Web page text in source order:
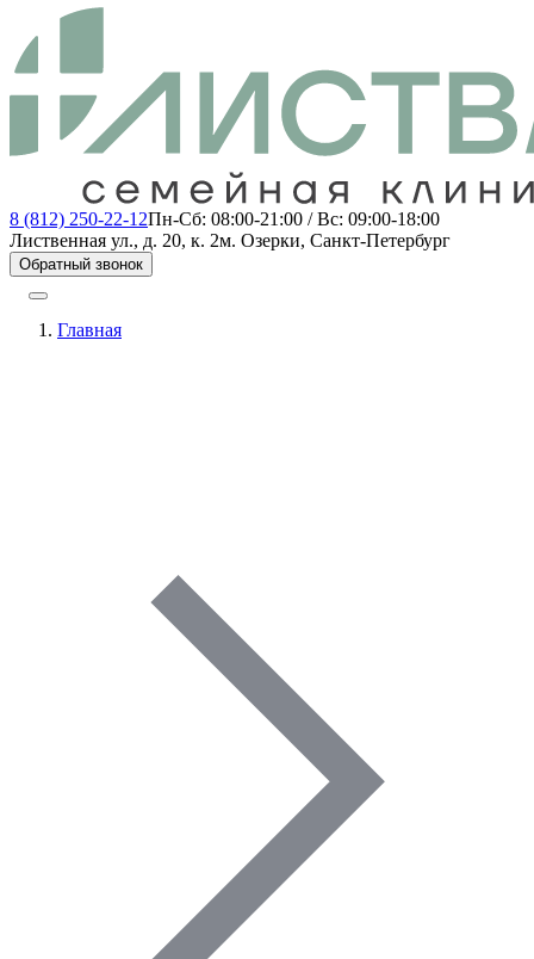
8 (812) 250-22-12Пн-Сб: 08:00-21:00 / Вс: 09:00-18:00
Лиственная ул., д. 20, к. 2м. Озерки, Санкт-Петербург
Обратный звонок
Главная